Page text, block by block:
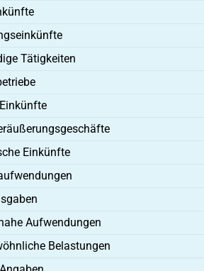
Tätigkeiten
Einkünfte
Aufwendungen
Belastungen